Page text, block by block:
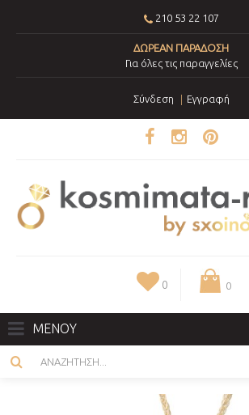
210 53 22 107
ΔΩΡΕΑΝ ΠΑΡΑΔΟΣΗ
Για όλες τις παραγγελίες
Σύνδεση Εγγραφή
0 0
ΜΕΝΟΥ